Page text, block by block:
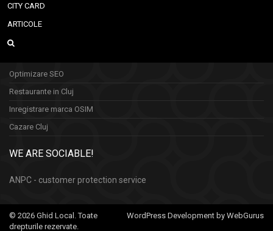
CITY CARD
ARTICOLE
Optimizare SEO
Restaurante in Cluj
Inregistrare marca OSIM
Cazare Cluj
WE ARE SOCIABLE!
ANPC - customer protection service
WordPress Development by WebGurus
© 2026 Ghid Local. Toate
drepturile rezervate.